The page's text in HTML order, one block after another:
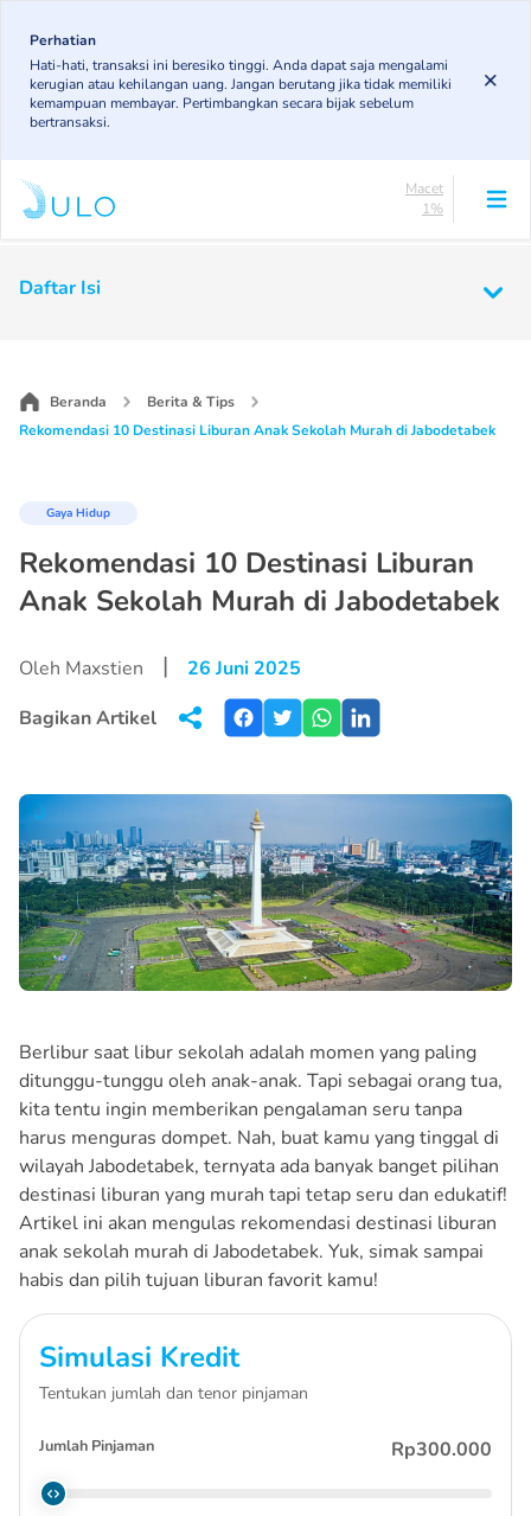
main
content
Perhatian
Hati-hati, transaksi ini beresiko tinggi. Anda dapat saja mengalami
kerugian atau kehilangan uang. Jangan berutang jika tidak memiliki
kemampuan membayar. Pertimbangkan secara bijak sebelum
bertransaksi.
Main
5.78%
KL
4.96%
Macet
1%
Macet
Daftar Isi
Beranda
Berita & Tips
Rekomendasi 10 Destinasi Liburan Anak Sekolah Murah di Jabodetabek
Gaya Hidup
Rekomendasi 10 Destinasi Liburan
Anak Sekolah Murah di Jabodetabek
Oleh Maxstien |
26 Juni 2025
Bagikan Artikel
Berlibur saat libur sekolah adalah momen yang paling
ditunggu-tunggu oleh anak-anak. Tapi sebagai orang tua,
kita tentu ingin memberikan pengalaman seru tanpa
harus menguras dompet. Nah, buat kamu yang tinggal di
wilayah Jabodetabek, ternyata ada banyak banget pilihan
destinasi liburan yang murah tapi tetap seru dan edukatif!
Artikel ini akan mengulas rekomendasi destinasi liburan
anak sekolah murah di Jabodetabek. Yuk, simak sampai
habis dan pilih tujuan liburan favorit kamu!
Simulasi Kredit
Tentukan jumlah dan tenor pinjaman
Jumlah Pinjaman Rp300.000